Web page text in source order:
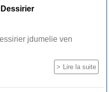
jdumelie ven
Lire la suite